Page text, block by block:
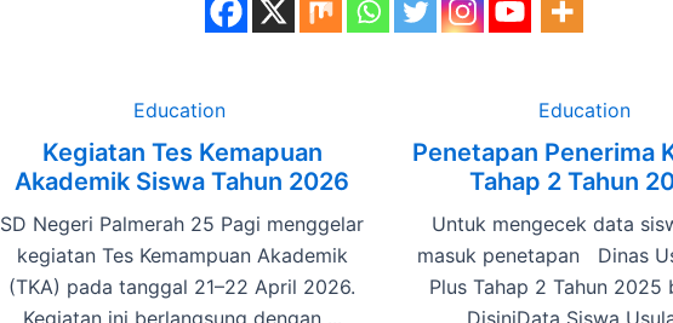
Education
Kegiatan Tes Kemapuan
Akademik Siswa Tahun 2026
SD Negeri Palmerah 25 Pagi menggelar
kegiatan Tes Kemampuan Akademik
(TKA) pada tanggal 21–22 April 2026.
Kegiatan ini berlangsung dengan ...
Education
Penetapan Penerima
Tahap 2 Tahun
Untuk mengecek data
masuk penetapan Dinas
Plus Tahap 2 Tahun 2025
DisiniData Siswa